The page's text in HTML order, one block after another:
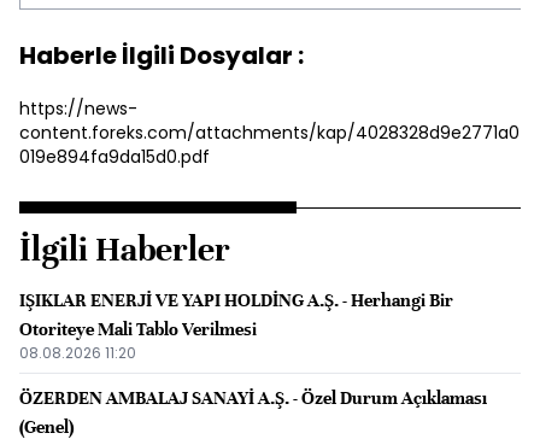
Haberle İlgili Dosyalar :
https://news-
content.foreks.com/attachments/kap/4028328d9e2771a0
019e894fa9da15d0.pdf
İlgili Haberler
IŞIKLAR ENERJİ VE YAPI HOLDİNG A.Ş. - Herhangi Bir
Otoriteye Mali Tablo Verilmesi
08.08.2026 11:20
ÖZERDEN AMBALAJ SANAYİ A.Ş. - Özel Durum Açıklaması
(Genel)